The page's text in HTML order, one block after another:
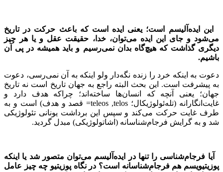
این ایده‌آلیسم است؛ یعنی ایده است که باعث حرکت در تاریخ
می‌شود و جای این ایده می‌توان، خدا، حقیقت عقل و یا هر چیز
دیگری گذاشت که هیچ‌گاه بدان نمی‌رسیم و باید همیشه در پی آن
باشیم.
دعوت به اینکه خرد را زنده نگه‌دار ولو اینکه به آن نمی‌رسی، دعوت
به پیشرفت است. این بحث البته راجع به جهان تاریخ است نه تاریخ
جهان؛ یعنی آنچه که انسان‌ها ساخته‌اند؛ چراکه هدف دارد و
غایت‌انگارانه (تله‌ئولوژیکال؛ telos
,
teleos= قصد و هدف) است و به
طرف غایت حرکت می‌کند و سپس این برداشت یونانی تئولوژیکی
شد و به گرایش فرجام‌شناسانه (اشاتولوژیکی) مبدل گردید.
آیا فرجام‌شناسی را تنها در ایده‌آلیسم می‌توان متصور شد یا اینکه
پوزیتیویسم هم فرجام‌شناسانه است؟ در نگاه پوزیتیو چه چیز عامل